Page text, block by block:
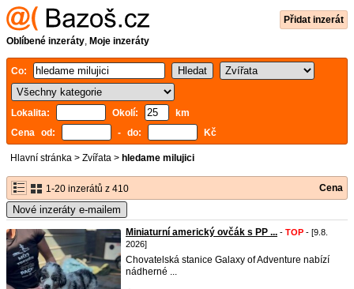
Přidat inzerát
Oblíbené inzeráty, Moje inzeráty
Co:
Lokalita: Okolí:
km
Cena od:
- do: Kč
Hlavní stránka > Zvířata > hledame milujici
1-20 inzerátů z 410 Cena
Nové inzeráty e-mailem
Miniaturní americký ovčák s PP ... - TOP - [9.8.
2026]
Chovatelská stanice Galaxy of Adventure nabízí
nádherné ...